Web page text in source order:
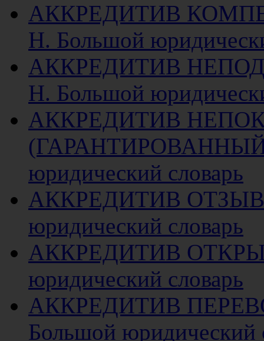
АККРЕДИТИВ
Н. Большой
АККРЕДИТИВ
Н. Большой
АККРЕДИТИВ
юридический словарь
АККРЕДИТИВ
юридический словарь
АККРЕДИТИВ
юридический словарь
АККРЕДИТИВ
Большой юридический